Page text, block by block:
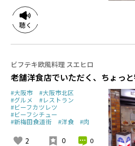
ビフテキ欧風料理 スエヒロ
老舗洋食店でいただく、ちょっ
#大阪市 #大阪市北区
#グルメ #レストラン
#ビーフカツレツ
#ビーフシチュー
#新梅田食道街 #洋食 #肉
2 0
0